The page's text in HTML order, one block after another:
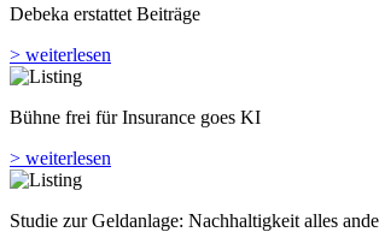
Debeka erstattet Beiträge
> weiterlesen
Bühne frei für Insurance goes KI
> weiterlesen
Studie zur Geldanlage: Nachhaltigkeit alles